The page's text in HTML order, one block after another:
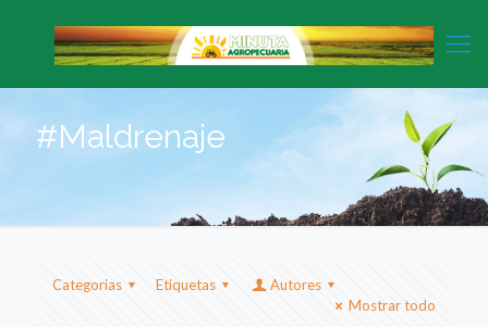
#Maldrenaje
Categorias Etiquetas
Autores
Mostrar todo